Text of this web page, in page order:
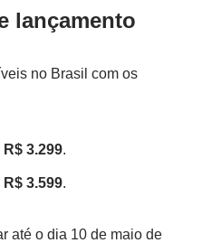
lançamento
no Brasil com os
R$ 3.299.
R$ 3.599.
até o dia 10 de maio de